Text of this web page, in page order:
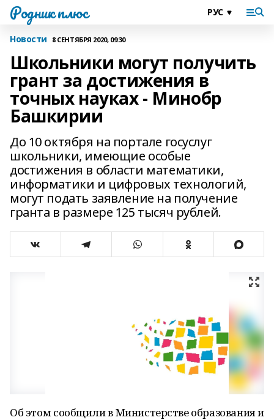
Родник плюс
Новости 8 СЕНТЯБРЯ 2020, 09:30
Школьники могут получить
грант за достижения в
точных науках - Минобр
Башкирии
До 10 октября на портале госуслуг
школьники, имеющие особые
достижения в области математики,
информатики и цифровых технологий,
могут подать заявление на получение
гранта в размере 125 тысяч рублей.
Об этом сообщили в Министерстве образования и